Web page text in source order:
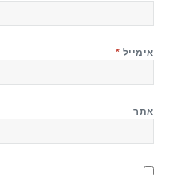
אימייל *
אתר